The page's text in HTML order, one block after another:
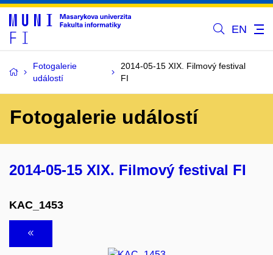
EN
Fotogalerie
událostí
2014-05-15 XIX. Filmový festival
FI
Fotogalerie událostí
2014-05-15 XIX. Filmový festival FI
KAC_1453